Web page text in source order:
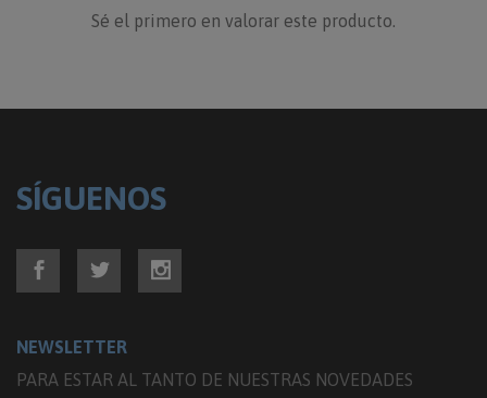
Sé el primero en valorar este producto.
SÍGUENOS
NEWSLETTER
PARA ESTAR AL TANTO DE NUESTRAS NOVEDADES